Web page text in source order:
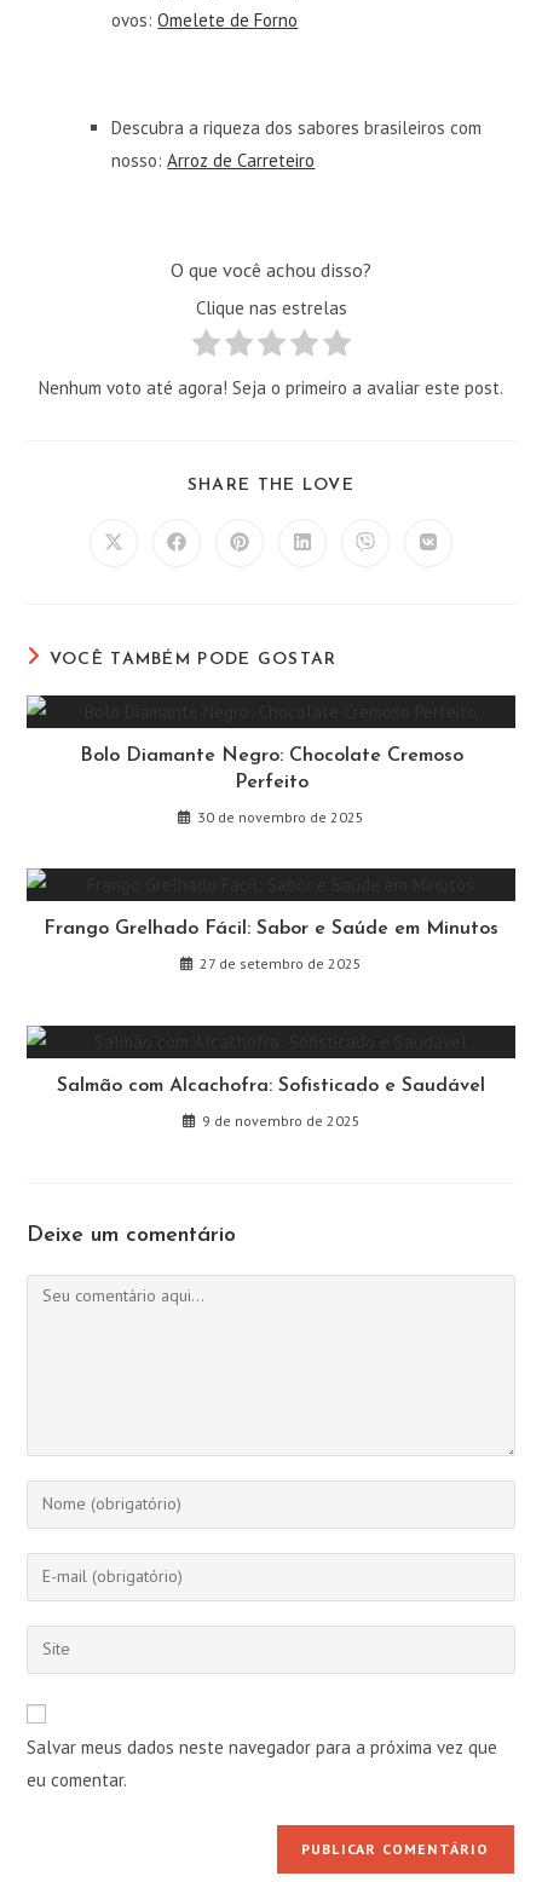
ovos:Omelete de Forno
Descubra a riqueza dos sabores brasileiros com
nosso:Arroz de Carreteiro
O que você achou disso?
Clique nas estrelas
Nenhum voto até agora! Seja o primeiro a avaliar este post.
SHARE THE LOVE
Abre Abre Abre Abre Abre Abre
VOCÊ TAMBÉM PODE GOSTAR
Bolo Diamante Negro: Chocolate Cremoso
Perfeito
30 de novembro de 2025
Frango Grelhado Fácil: Sabor e Saúde em Minutos
27 de setembro de 2025
Salmão com Alcachofra: Sofisticado e Saudável
9 de novembro de 2025
Deixe um comentário
Comentário
Digite
seu
nome
ou
de
usuário
para
Digite
seu
endereço
de
para
comentar
Digite
o
do
seu
site
Salvar meus dados neste navegador para a próxima vez que
eu comentar.